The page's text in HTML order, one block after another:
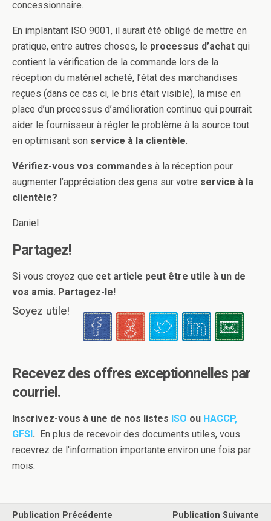
concessionnaire.
En implantant ISO 9001, il aurait été obligé de mettre en
pratique, entre autres choses, le processus d’achat qui
contient la vérification de la commande lors de la
réception du matériel acheté, l’état des marchandises
reçues (dans ce cas ci, le bris était visible), la mise en
place d’un processus d’amélioration continue qui pourrait
aider le fournisseur à régler le problème à la source tout
en optimisant son service à la clientèle.
Vérifiez-vous vos commandes à la réception pour
augmenter l’appréciation des gens sur votre service à la
clientèle?
Daniel
Partagez!
Si vous croyez que cet article peut être utile à un de
vos amis. Partagez-le!
Soyez utile!
Recevez des offres exceptionnelles par
courriel.
Inscrivez-vous à une de nos listes ISO ou HACCP,
GFSI. En plus de recevoir des documents utiles, vous
recevrez de l'information importante environ une fois par
mois.
Publication Précédente
Publication Suivante